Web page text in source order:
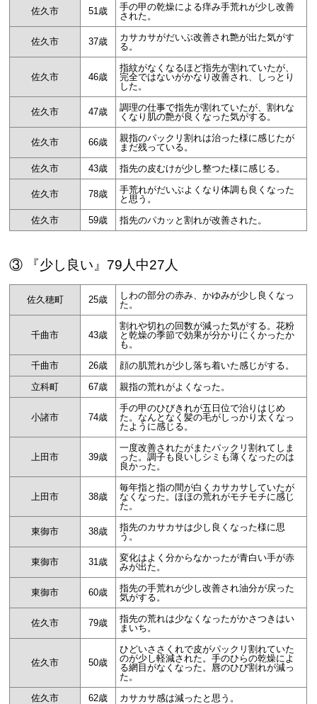
佐久市 51歳
手の甲の乾燥による痒み手荒れが少し改善
された。
佐久市 37歳
カサカサがだいぶ改善され艶が出た気がす
る。
佐久市 46歳
指紋がなくなるほど指先が割れていたが、
完全ではないがかなり改善され、しっとり
した。
佐久市 47歳
調理の仕事で指先が割れていたが、割れな
くなり肌の艶が良くなった気がする。
佐久市 66歳
親指のパックリ割れは治った様に感じたが
まだ残っている。
佐久市
43歳 指先の皮むけが少し整つた様に感じる。
佐久市 78歳
手荒れがだいぶよくなり体調も良くなった
と思う。
佐久市
59歳 指先のパカッと割れが改善された。
③ 『少し良い』79人中27人
佐久穂町 25歳
しわの部分の赤み、かゆみが少し良くなっ
た。
千曲市 43歳
割れや切れの回数が減った気がする。花粉
と乾燥の季節で効果が分かりにくかったか
も。
千曲市
26歳
顔の肌荒れが少し落ち着いた感じがする。
立科町
67歳 親指の荒れがよくなった。
小諸市 74歳
手の甲のひびきれが五日位で治りはじめ
た。なんとなく髪の毛がしっかり太くなっ
たように感じる。
上田市 39歳
一度改善されたがまたパックリ割れてしま
った。調子も良いしシミも薄くなったのは
良かった。
上田市 38歳
毎年指と指の間が白くカサカサしていたが
なくなった。ほほの荒れがモチモチに感じ
た。
東御市 38歳
指先のカサカサは少し良くなった様に思
う。
東御市 31歳
変化はよく分からなかったが青白い手が赤
みが出た。
東御市 60歳
指先の手荒れが少し改善され油分が戻った
気がする。
佐久市 79歳
指先の荒れは少なくなったがかさつきはい
まいち。
佐久市 50歳
ひどいささくれで皮がパックリ割れていた
のが少し軽減された。手のひらの乾燥によ
る網目がなくなった。唇のひび割れが減っ
た。
佐久市
62歳 カサカサ感は減ったと思う。